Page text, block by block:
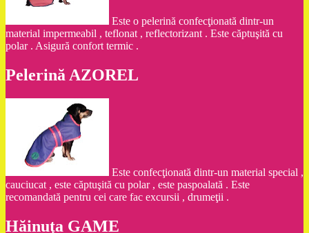
Este o pelerină confecţionată dintr-un
material impermeabil , teflonat , reflectorizant . Este căptuşită cu
polar . Asigură confort termic .
Pelerină AZOREL
Este confecţionată dintr-un material special ,
cauciucat , este căptuşită cu polar , este paspoalată . Este
recomandată pentru cei care fac excursii , drumeţii .
Hăinuţa GAME